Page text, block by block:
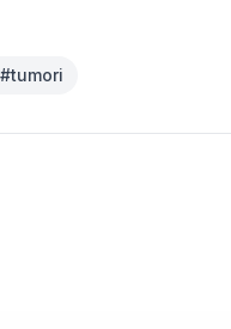
#tumori